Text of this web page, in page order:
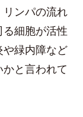
リンパの流れ
細胞が活性
緑内障など
と言われて